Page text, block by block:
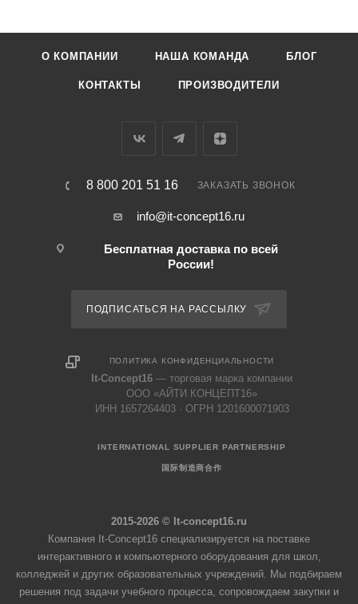
О КОМПАНИИ НАША КОМАНДА БЛОГ
КОНТАКТЫ ПРОИЗВОДИТЕЛИ
8 800 201 51 16 ЗАКАЗАТЬ ЗВОНОК
info@it-concept16.ru
Бесплатная доставка по всей
России!
ПОДПИСАТЬСЯ НА РАССЫЛКУ
ПОЛИТИКА КОНФИДЕНЦИАЛЬНОСТИ
It-Concept16 — торговая марка компании
ООО «АЙТИ КОНЦЕПТ16»
ИНН 1657264403 · ОГРН 1201600071903
INTERNATIONAL SUPPLIER PARTNERSHIP
国际制造商合作
2015-2026 © It-concept16.ru
Компания It-Concept16 специализируется на поставке
интерактивного и компьютерного оборудования для школ,
колледжей и других образовательных учреждений. Мы подбираем
решения под задачи учебного процесса, сопровождаем закупки и